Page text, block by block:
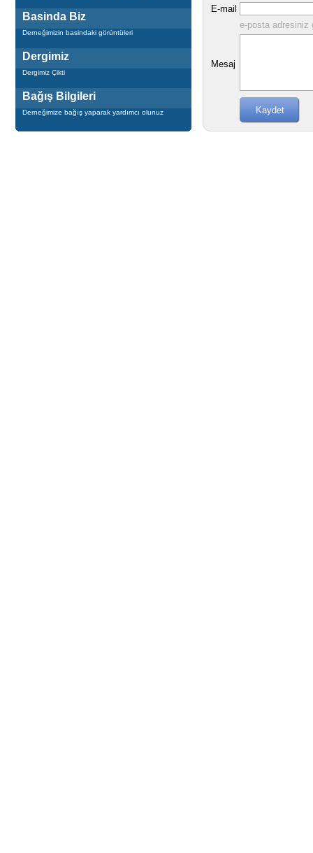
Basinda Biz
Derneğimizin basindaki görüntüleri
Dergimiz
Dergimiz Çikti
Bağış Bilgileri
Derneğimize bağış yaparak yardımcı olunuz
E-mail
e-posta adresiniz
Mesaj